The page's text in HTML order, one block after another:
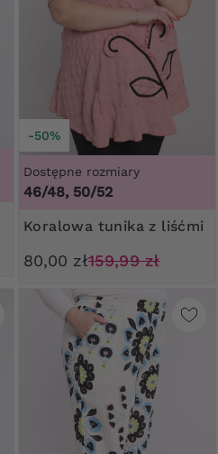
-50%
Dostępne rozmiary
46/48, 50/52
Koralowa tunika z liśćmi
80,00 zł159,99 zł